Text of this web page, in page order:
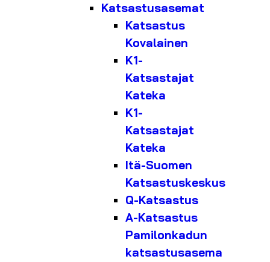
Katsastusasemat
Katsastus
Kovalainen
K1-
Katsastajat
Kateka
K1-
Katsastajat
Kateka
Itä-Suomen
Katsastuskeskus
Q-Katsastus
A-Katsastus
Pamilonkadun
katsastusasema